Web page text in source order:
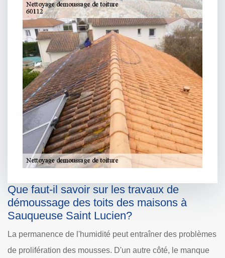
Que faut-il savoir sur les travaux de
démoussage des toits des maisons à
Sauqueuse Saint Lucien?
La permanence de l'humidité peut entraîner des problèmes
de prolifération des mousses. D'un autre côté, le manque